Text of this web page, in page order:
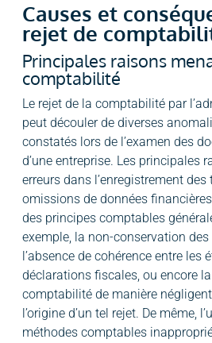
Causes et
rejet de
Principales raisons
comptabilité
Le rejet de la comptabilité par
peut découler de diverses
constatés lors de l’examen des
d’une entreprise. Les principales
erreurs dans l’enregistrement
omissions de données
des principes comptables
exemple, la non-conservation
l’absence de cohérence entre les
déclarations fiscales, ou encore la
comptabilité de manière
l’origine d’un tel rejet. De même,
méthodes comptables